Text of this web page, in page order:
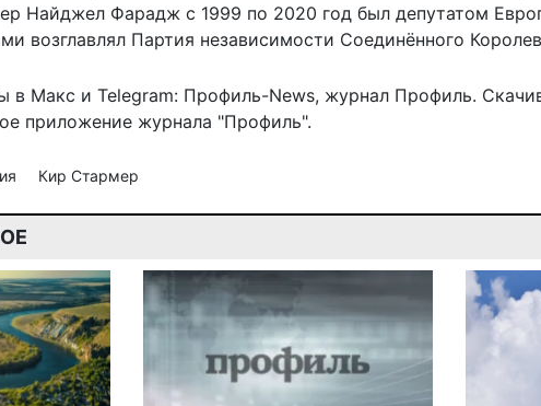
Найджел Фарадж с 1999 по 2020 год был депутатом
возглавлял Партия независимости Соединённого
в Макс и Telegram: Профиль-News, журнал Профиль.
приложение журнала "Профиль".
Кир Стармер